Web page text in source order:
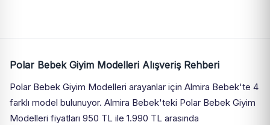
Polar Bebek Giyim Modelleri Alışveriş Rehberi
Polar Bebek Giyim Modelleri arayanlar için Almira Bebek'te 4
farklı model bulunuyor. Almira Bebek'teki Polar Bebek Giyim
Modelleri fiyatları 950 TL ile 1.990 TL arasında